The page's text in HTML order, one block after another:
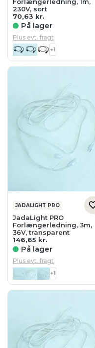
230V, sort
70,63 kr.
På lager
Plus evt. fragt
+1
JADALIGHT PRO
JadaLight PRO
Forlængerledning, 3m,
36V, transparent
146,65 kr.
På lager
Plus evt. fragt
+1